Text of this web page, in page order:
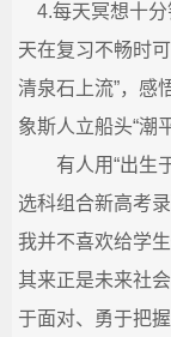
4.每天冥想十分
天在复习不畅时
清泉石上流”，感
象斯人立船头“潮
有人用“出生于
选科组合新高考
我并不喜欢给学
其来正是未来社
于面对、勇于把